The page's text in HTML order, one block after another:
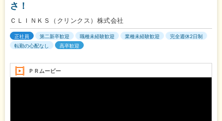
さ！
ＣＬＩＮＫＳ（クリンクス）株式会社
正社員 第二新卒歓迎 職種未経験歓迎 業種未経験歓迎
完全週休2日制
転勤の心配なし
高卒歓迎
ＰＲムービー